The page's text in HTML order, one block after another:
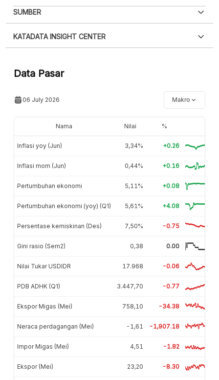
PDF PNG
XLS
SUMBER
punya akun?Silakan Daftar sekarang
KATADATA INSIGHT CENTER
Data Pasar
06 July 2026 Makro
Nama Nilai %
Inflasi yoy (Jun) 3,34% +0.26
Inflasi mom (Jun) 0,44% +0.16
Pertumbuhan ekonomi 5,11% +0.08
Pertumbuhan ekonomi (yoy) (Q1) 5,61% +4.08
Persentase kemiskinan (Des) 7,50% -0.75
Gini rasio (Sem2) 0,38 0.00
Nilai Tukar USDIDR 17.968 -0.06
PDB ADHK (Q1) 3.447,70 -0.77
Ekspor Migas (Mei) 758,10 -34.38
Neraca perdagangan (Mei) -1,61 -1,907.18
Impor Migas (Mei) 4,51 -1.82
Ekspor (Mei) 23,20 -8.30